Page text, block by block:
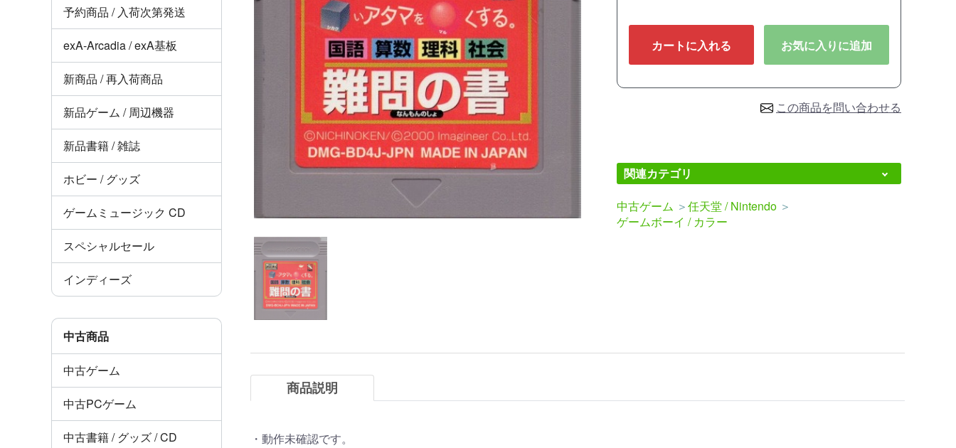
予約商品 / 入荷次第発送
exA-Arcadia / exA基板
新商品 / 再入荷商品
新品ゲーム / 周辺機器
新品書籍 / 雑誌
ホビー / グッズ
ゲームミュージック CD
スペシャルセール
インディーズ
中古商品
中古ゲーム
中古PCゲーム
中古書籍 / グッズ / CD
カートに入れる お気に入りに追加
この商品を問い合わせる
関連カテゴリ
中古ゲーム ＞任天堂 / Nintendo ＞
ゲームボーイ / カラー
商品説明
・動作未確認です。